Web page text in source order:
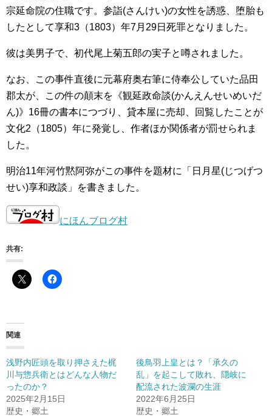
宗延命院の住職です。参詣(さんけい)の女性を誘惑、堕胎も
したとして享和3（1803）年7月29日死罪となりました。
彼は美男子で、初代尾上菊五郎の実子と噂されました。
なお、この事件直後に元幕府奥右筆に侍奉公していた品田
郡太が、この件の顛末を《観延政命談(かんえんせいめいだ
ん)》16冊の書本につづり、貸本屋に売却、回覧したことが
文化2（1805）年に発覚し、作者ほか関係者が罰せられま
した。
明治11年河竹黙阿弥がこの事件を題材に「日月星(じつげつ
せい)享和政談」を書きました。
にほんブログ村
共有:
関連
浅野内匠頭を取り押さえた梶
川与惣兵衛とはどんな人物だ
ったのか？
2025年2月15日
歴史・郷土
後鳥羽上皇とは？「承久の
乱」を起こして敗れ、隠岐に
配流された波瀾の生涯
2022年6月25日
歴史・郷土